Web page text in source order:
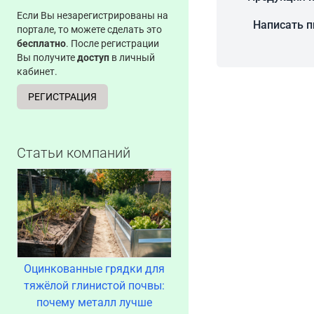
Если Вы незарегистрированы на
портале, то можете сделать это
бесплатно. После регистрации
Вы получитедоступ в личный
кабинет.
РЕГИСТРАЦИЯ
Статьи компаний
Оцинкованные грядки для
тяжёлой глинистой почвы:
почему металл лучше
Написать